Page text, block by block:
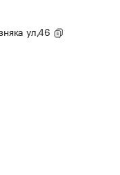
ул,46